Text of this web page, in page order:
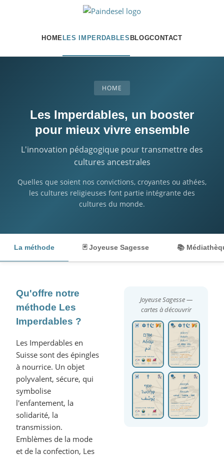
HOME LES IMPERDABLES BLOGCONTACT
HOME
Les Imperdables, un booster
pour mieux vivre ensemble
L'innovation pédagogique pour transmettre des
cultures ancestrales
Quelles que soient nos convictions, croyantes ou athées,
les cultures religieuses font partie intégrante des
cultures du monde.
La méthode 🃏 Joyeuse Sagesse 📚
Qu'offre notre
méthode Les
Imperdables ?
Les Imperdables en
Suisse sont des épingles
à nourrice. Un objet
polyvalent, sécure, qui
symbolise
l'enfantement, la
solidarité, la
transmission.
Emblèmes de la mode
et de la confection, Les
Joyeuse Sagesse —
cartes à découvrir